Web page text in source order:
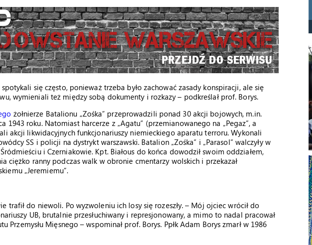
się często, ponieważ trzeba było zachować zasady konspiracji, ale się
wymieniali też między sobą dokumenty i rozkazy – podkreślał prof. Borys.
żołnierze Batalionu „Zośka” przeprowadzili ponad 30 akcji bojowych, m.in.
1943 roku. Natomiast harcerze z „Agatu” (przemianowanego na „Pegaz”, a
akcji likwidacyjnych funkcjonariuszy niemieckiego aparatu terroru. Wykonali
SS i policji na dystrykt warszawski. Batalion „Zośka” i „Parasol” walczyły w
i Czerniakowie. Kpt. Białous do końca dowodził swoim oddziałem,
ciężko ranny podczas walk w obronie cmentarzy wolskich i przekazał
„Jeremiemu”.
trafił do niewoli. Po wyzwoleniu ich losy się rozeszły. – Mój ojciec wrócił do
UB, brutalnie przesłuchiwany i represjonowany, a mimo to nadal pracował
Przemysłu Mięsnego – wspominał prof. Borys. Ppłk Adam Borys zmarł w 1986